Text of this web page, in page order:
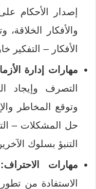
إصدار الأحكام
والأفكار
الأفكار – التفكير
مهارات إدارة
التصرف وإيجاد
وتوقع المخاطر
حل المشكلات –
التنبؤ بسلوك
مهارات الاحتراف:
الاستفادة من